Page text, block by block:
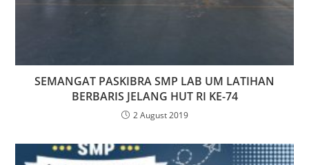
SEMANGAT PASKIBRA SMP LAB UM LATIHAN
BERBARIS JELANG HUT RI KE-74
2 August 2019